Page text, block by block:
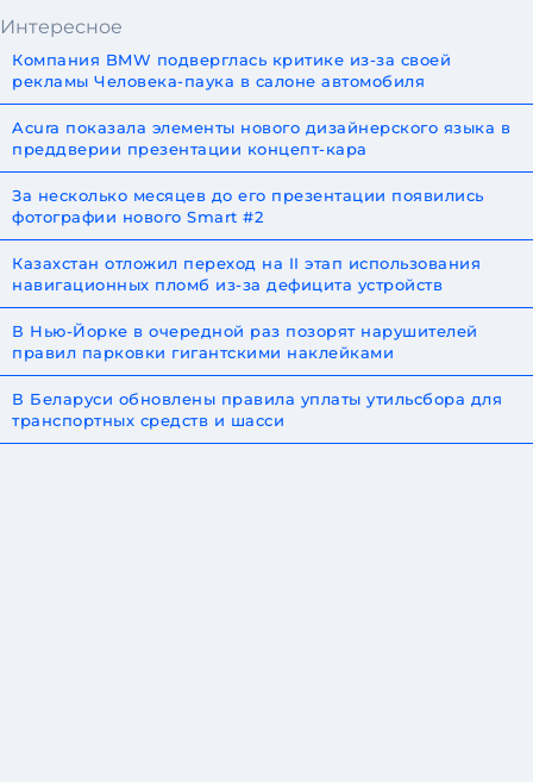
Интересное
Компания BMW подверглась критике из-за своей
рекламы Человека-паука в салоне автомобиля
Acura показала элементы нового дизайнерского языка в
преддверии презентации концепт-кара
За несколько месяцев до его презентации появились
фотографии нового Smart #2
Казахстан отложил переход на II этап использования
навигационных пломб из-за дефицита устройств
В Нью-Йорке в очередной раз позорят нарушителей
правил парковки гигантскими наклейками
В Беларуси обновлены правила уплаты утильсбора для
транспортных средств и шасси